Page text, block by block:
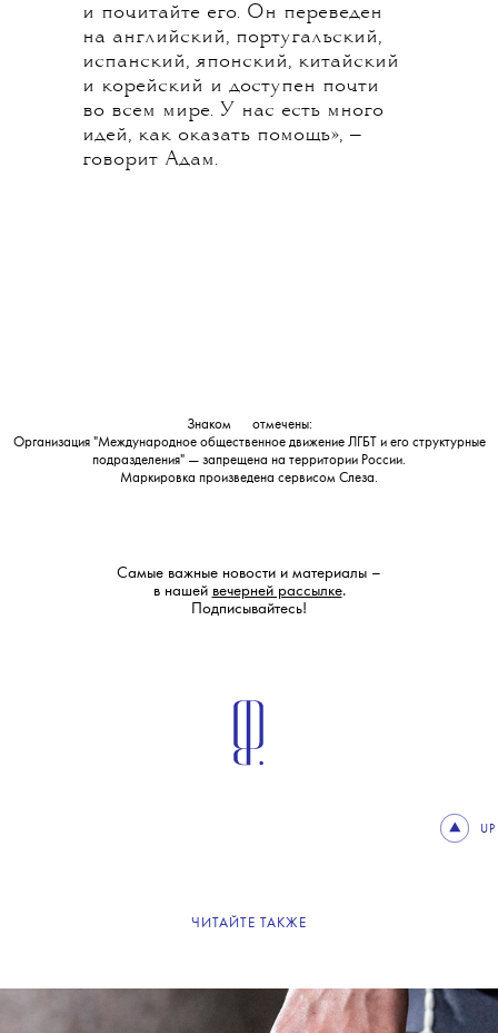
и почитайте его. Он переведен
на английский, португальский,
испанский, японский, китайский
и корейский и доступен почти
во всем мире. У нас есть много
идей, как оказать помощь», —
говорит Адам.
Знаком
отмечены:
Организация "Международное общественное движение ЛГБТ и его структурные
подразделения" — запрещена на территории России.
Маркировка произведена сервисом Слеза.
Самые важные новости и материалы –
в нашей вечерней рассылке.
Подписывайтесь!
UP
ЧИТАЙТЕ ТАКЖЕ